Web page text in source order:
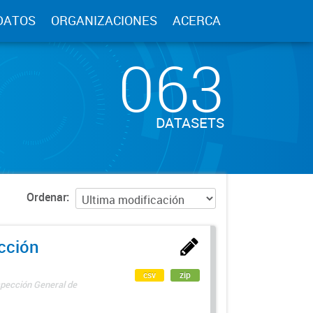
ORGANIZACIONES ACERCA
063
DATASETS
Ordenar
General de
csv zip